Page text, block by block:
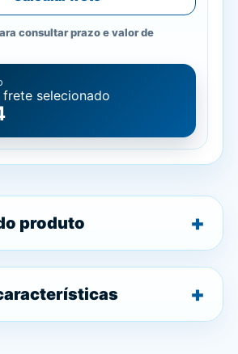
consultar prazo e valor de
selecionado
produto